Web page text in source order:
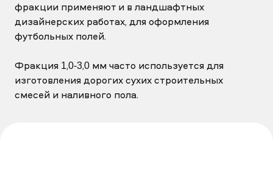
фракции применяют и в ландшафтных
дизайнерских работах, для оформления
футбольных полей.
Фракция 1,0-3,0 мм часто используется для
изготовления дорогих сухих строительных
смесей и наливного пола.